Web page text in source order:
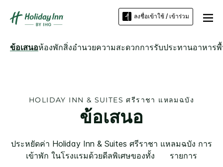
ลงชื่อเข้าใช้ / เข้าร่วม
ข้อเสนอห้องพักสิ่งอำนวยความสะดวกการรับประทานอาหาร
HOLIDAY INN & SUITES ศรีราชา แหลมฉบัง
ข้อเสนอ
ประหยัดค่า Holiday Inn & Suites ศรีราชา แหลมฉบัง การ
เข้าพัก ในโรงแรมด้วยดีลพิเศษของทั้ง ​ ​ ​ ​ ​ รายการ